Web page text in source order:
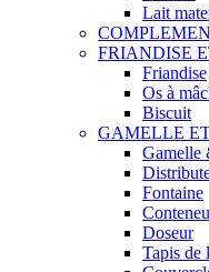
Lait
FRIANDISE
Friandise
Os à
Biscuit
GAMELLE
Gamelle
Fontaine
Doseur
Tapis de